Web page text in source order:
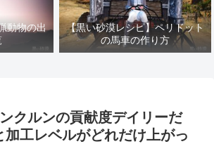
動物の出
【黒い砂漠レシピ】ペリドット
の馬車の作り方
クルンの貢献度デイリーだ
加工レベルがどれだけ上がっ